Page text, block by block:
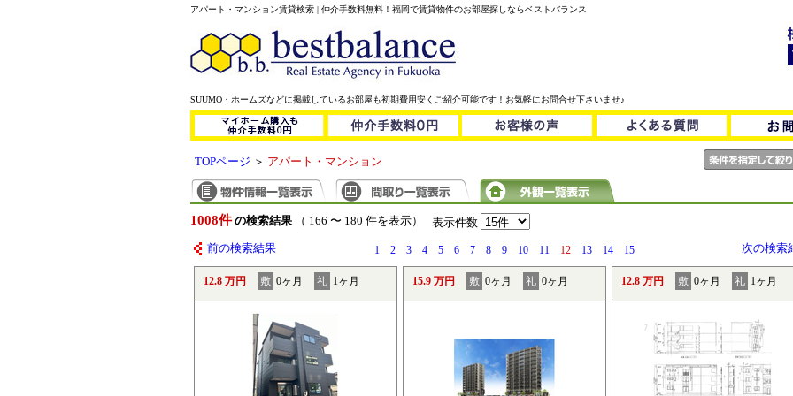
アパート・マンション賃貸検索 | 仲介手数料無料！福岡で賃貸物件のお部屋探しならベストバランス
SUUMO・ホームズなどに掲載しているお部屋も初期費用安くご紹介可能です！お気軽にお問合せ下さいませ♪
TOPページ ＞ アパート・マンション
1008件 の検索結果（ 166 〜 180 件を表示） 表示件数
前の検索結果 1 2 3 4 5 6 7 8 9 10 11 12 13 14 15 次の検索
12.8 万円 敷 0ヶ月 礼 1ヶ月 15.9 万円 敷 0ヶ月 礼 0ヶ月 12.8 万円 敷 0ヶ月 礼 1ヶ月